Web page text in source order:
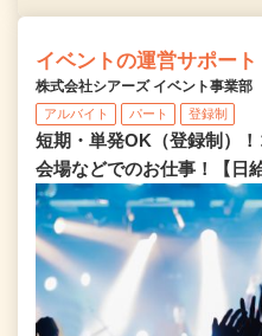
イベントの運営サポート
株式会社シアーズ イベント事業部
アルバイト パート 登録制
短期・単発OK（登録制）
会場などでのお仕事！【日